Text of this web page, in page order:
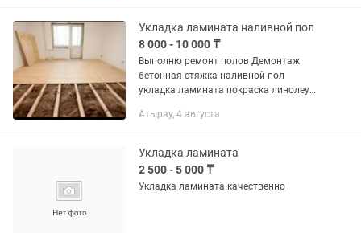
Укладка ламината наливной пол
8 000 - 10 000 ₸
Выполню ремонт полов Демонтаж
бетонная стяжка наливной пол
укладка ламината покраска линолеум .
Атырау, 4 августа
Укладка ламината
2 500 - 5 000 ₸
Укладка ламината качественно